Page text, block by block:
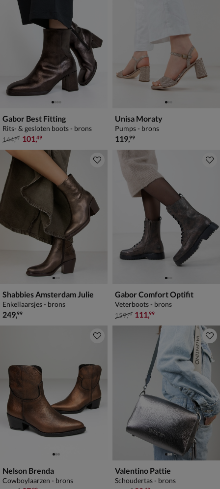
Gabor Best Fitting
Rits- & gesloten boots - brons
van € 144,99 voor € 101,49
144,99 101,49
Unisa Moraty
Pumps - brons
€ 119,99
119,99
Shabbies Amsterdam Julie
Enkellaarsjes - brons
€ 249,99
249,99
Gabor Comfort Optifit
Veterboots - brons
van € 159,99 voor € 111,99
159,99 111,99
Nelson Brenda
Cowboylaarzen - brons
Valentino Pattie
Schoudertas - brons